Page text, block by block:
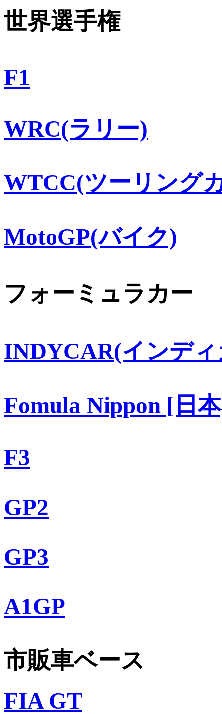
世界選手権
F1
WRC(ラリー)
WTCC(ツーリング
MotoGP(バイク)
フォーミュラカー
INDYCAR(インデ
Fomula Nippon [日
F3
GP2
GP3
A1GP
市販車ベース
FIA GT